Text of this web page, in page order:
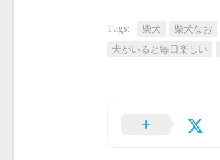
Tags: 柴犬 柴犬なお
犬がいると毎日楽しい